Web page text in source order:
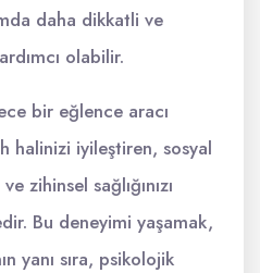
daha dikkatli ve
olabilir.
bir eğlence aracı
halinizi iyileştiren, sosyal
zihinsel sağlığınızı
Bu deneyimi yaşamak,
yanı sıra, psikolojik